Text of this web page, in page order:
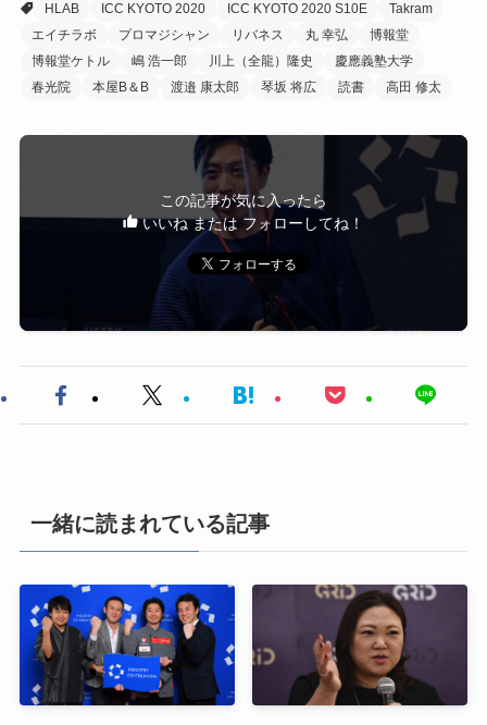
HLAB
ICC KYOTO 2020 ICC KYOTO 2020 S10E
Takram
エイチラボ
プロマジシャン リバネス 丸 幸弘
博報堂
博報堂ケトル
嶋 浩一郎 川上（全龍）隆史
慶應義塾大学
春光院
本屋B＆B 渡邉 康太郎 琴坂 将広 読書 高田 修太
この記事が気に入ったら
いいね または フォローしてね！
一緒に読まれている記事